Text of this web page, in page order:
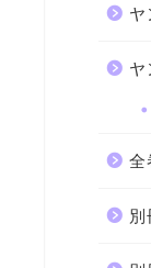
ヤ
ヤ
全
別